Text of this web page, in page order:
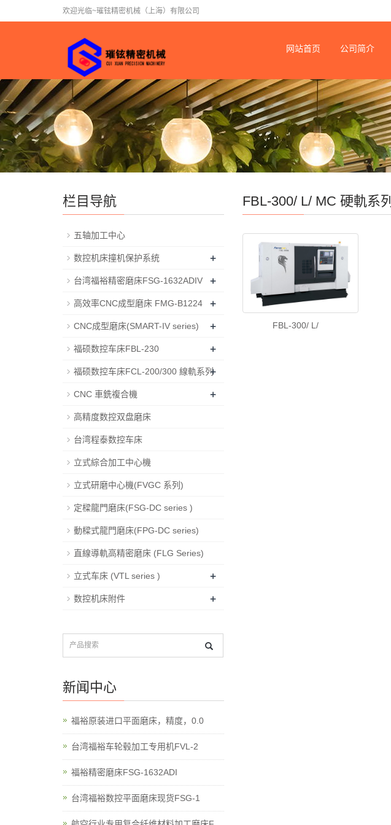
欢迎光临~璀铉精密机械（上海）有限公司
网站首页 公司简介
FBL-300/ L/ MC 硬軌系列
FBL-300/ L/
栏目导航
五轴加工中心
数控机床撞机保护系统 +
台湾福裕精密磨床FSG-1632ADIV +
高效率CNC成型磨床 FMG-B1224 +
CNC成型磨床(SMART-IV series) +
福硕数控车床FBL-230 +
福硕数控车床FCL-200/300 線軌系列+
CNC 車銑複合機 +
高精度数控双盘磨床
台湾程泰数控车床
立式綜合加工中心機
立式研磨中心機(FVGC 系列)
定樑龍門磨床(FSG-DC series )
動樑式龍門磨床(FPG-DC series)
直線導軌高精密磨床 (FLG Series)
立式车床 (VTL series ) +
数控机床附件 +
新闻中心
福裕原装进口平面磨床，精度，0.0
台湾福裕车轮毂加工专用机FVL-2
福裕精密磨床FSG-1632ADI
台湾福裕数控平面磨床现货FSG-1